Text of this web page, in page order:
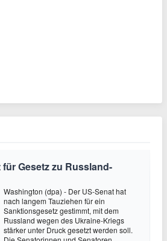
Gesetz zu Russland-
Washington (dpa) - Der US-Senat hat
nach langem Tauziehen für ein
Sanktionsgesetz gestimmt, mit dem
Russland wegen des Ukraine-Kriegs
stärker unter Druck gesetzt werden soll.